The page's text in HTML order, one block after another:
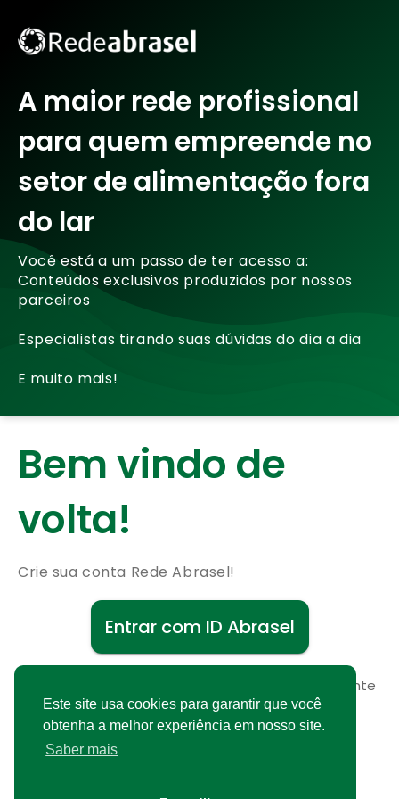
Este site usa cookies para garantir que você
obtenha a melhor experiência em nosso site.
Saber mais
A maior rede profissional
para quem empreende no
setor de alimentação fora
do lar
Você está a um passo de ter acesso a:
Conteúdos exclusivos produzidos por nossos
parceiros
Especialistas tirando suas dúvidas do dia a dia
E muito mais!
Bem vindo de
volta!
Crie sua conta Rede Abrasel!
Entrar com ID Abrasel
Cadastre-se gratuitamente